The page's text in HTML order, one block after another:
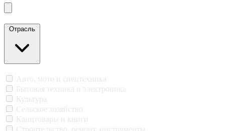
Отрасль
Авто, мото и спецтехника
Бытовая техника и электроника
Культура
Сельское хозяйство
Канцтовары и книги
Строительство, ремонт, инструменты